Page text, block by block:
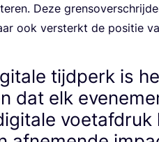
Deze
ook ver­sterkt de posi­tie
tijdperk is
dat elk